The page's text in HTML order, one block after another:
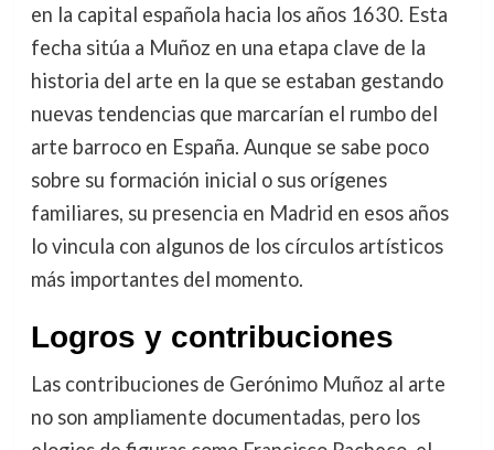
en la capital española hacia los años 1630. Esta
fecha sitúa a Muñoz en una etapa clave de la
historia del arte en la que se estaban gestando
nuevas tendencias que marcarían el rumbo del
arte barroco en España. Aunque se sabe poco
sobre su formación inicial o sus orígenes
familiares, su presencia en Madrid en esos años
lo vincula con algunos de los círculos artísticos
más importantes del momento.
Logros y contribuciones
Las contribuciones de Gerónimo Muñoz al arte
no son ampliamente documentadas, pero los